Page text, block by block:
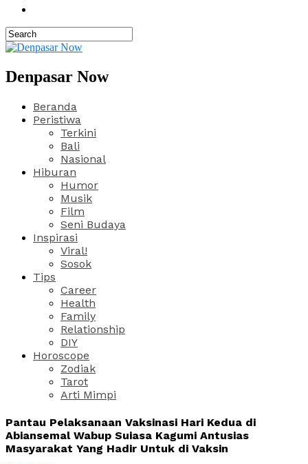
Denpasar Now
Beranda
Peristiwa
Terkini
Bali
Nasional
Hiburan
Humor
Musik
Film
Seni Budaya
Inspirasi
Viral!
Sosok
Tips
Career
Health
Family
Relationship
DIY
Horoscope
Zodiak
Tarot
Arti Mimpi
Pantau Pelaksanaan Vaksinasi Hari Kedua di
Abiansemal Wabup Suiasa Kagumi Antusias
Masyarakat Yang Hadir Untuk di Vaksin